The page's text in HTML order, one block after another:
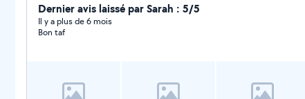
Dernier avis laissé par Sarah : 5/5
Il y a plus de 6 mois
Bon taf